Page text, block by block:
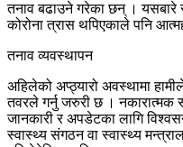
तनाव बढाउने गरेका छन् । यसबारे
कोरोना त्रास थपिएकाले पनि
तनाव व्यवस्थापन
अहिलेको अप्ठ्यारो अवस्थामा
तवरले गर्नु जरुरी छ ।
जानकारी र अपडेटका लागि
स्वास्थ्य संगठन वा स्वास्थ्य